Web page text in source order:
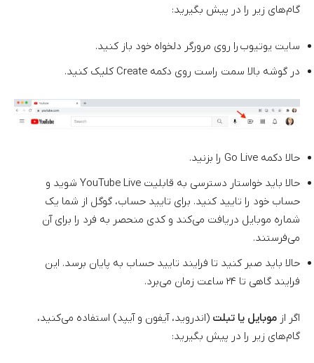
گام‌های زیر را در پیش بگیرید:
سایت یوتیوب را روی مرورگر دلخواه خود باز کنید.
در گوشه بالا سمت راست روی دکمه Create کلیک کنید.
حالا دکمه Go Live را بزنید.
حالا باید خواستار دسترسی به قابلیت YouTube Live شوید و
حساب خود را تایید کنید. برای تایید حساب، گوگل از شما یک
شماره موبایل دریافت می‌کند و کدی منحصر به فرد را برای آن
می‌فرستند.
حالا باید صبر کنید تا فرایند تایید حساب به پایان برسد. این
فرایند گاهی تا ۲۴ ساعت زمان می‌برد.
اگر از موبایل یا تبلت (اندروید، آیفون و آیپد) استفاده می‌کنید،
گام‌های زیر را در پیش بگیرید: